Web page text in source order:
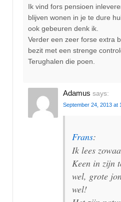
Ik vind fors pensioen
blijven wonen in je te dure
ook gebeuren denk ik.
Verder een zeer forse extra
bezit met een strenge
Terughalen die poen.
Adamus says:
September 24, 2013 at
Frans:
Ik lees
Keen in zijn
wel, grote
wel!